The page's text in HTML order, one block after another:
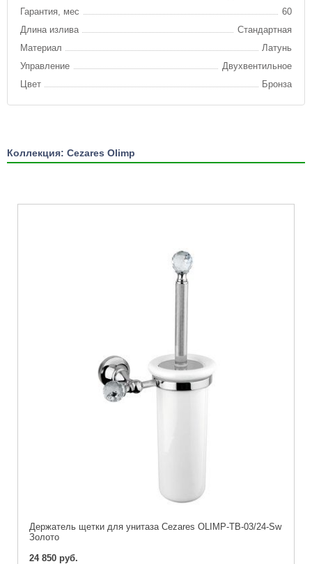
Гарантия, мес
60
Длина излива
Стандартная
Материал
Латунь
Управление
Двухвентильное
Цвет
Бронза
Коллекция: Cezares Olimp
Держатель щетки для унитаза Cezares OLIMP-TB-03/24-Sw
Золото
24 850 руб.